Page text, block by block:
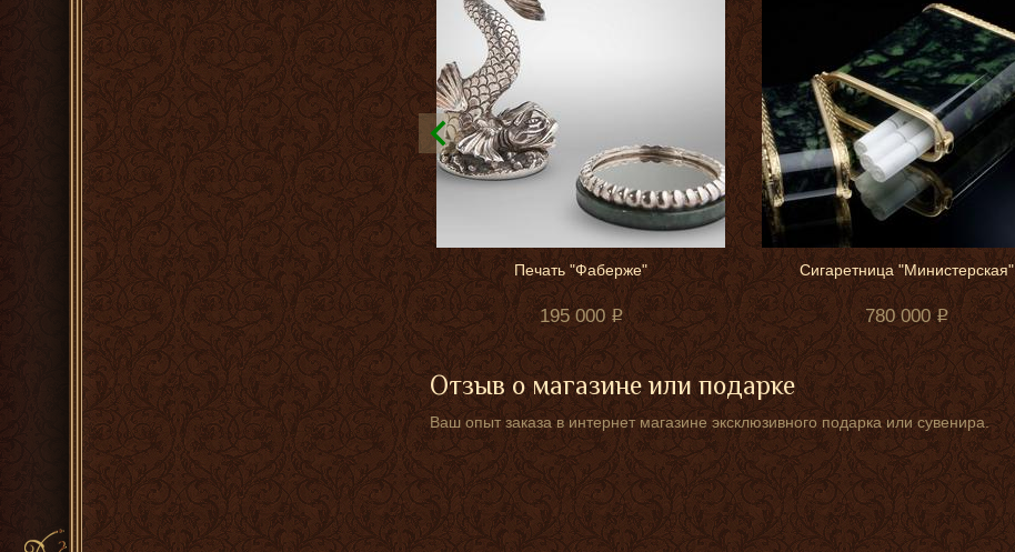
Печать "Фаберже"
195 000
Сигаретница "Министерская"
780 000
Отзыв о магазине или подарке
Ваш опыт заказа в интернет магазине эксклюзивного подарка или сувенира.